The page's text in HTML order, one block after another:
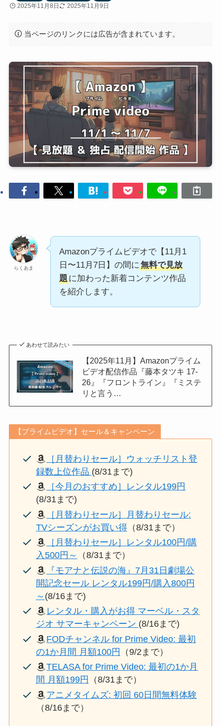
2025年11月8日 2025年11月9日
当ページのリンクには広告が含まれています。
らくあま
Amazonプライムビデオで【11月1
日〜11月7日】の間に無料で見放
題に加わった新着コンテンツ作品
を紹介します。
あわせて読みたい
【2025年11月】Amazonプライム
ビデオ配信作品『藤本タツキ 17-
26』『フロントライン』『ミステ
リと言う…
【プライムビデオ】セール＆キャンペーン
［月替わりセール］ウォッチリスト登
録数上位作品 (8/31まで)
［今月のおすすめ］レンタル199円
(8/31まで)
［月替わりセール］月替わりセール:
TVシーズンがお買い得（8/31まで）
［月替わりセール］レンタル100円/購
入500円～
（8/31まで）
『モアナと伝説の海』7月31日劇場公
開記念セール レンタル199円/購入800円
～ (8/16まで)
レンタル・購入がお得 マーベル・スタ
ジオ サマーキャンペーン (8/16まで)
FODチャンネル for Prime Video: 最初
の1か月間 月額100円 （9/2まで）
TELASA for Prime Video: 最初の1か月
間 月額199円
（8/31まで）
アニメタイムズ: 初回 60日間無料体験
（8/16まで）